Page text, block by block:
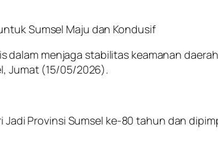
Sumsel Maju dan Kondusif
menjaga stabilitas keamanan
Jumat (15/05/2026).
Provinsi Sumsel ke-80 tahun dan